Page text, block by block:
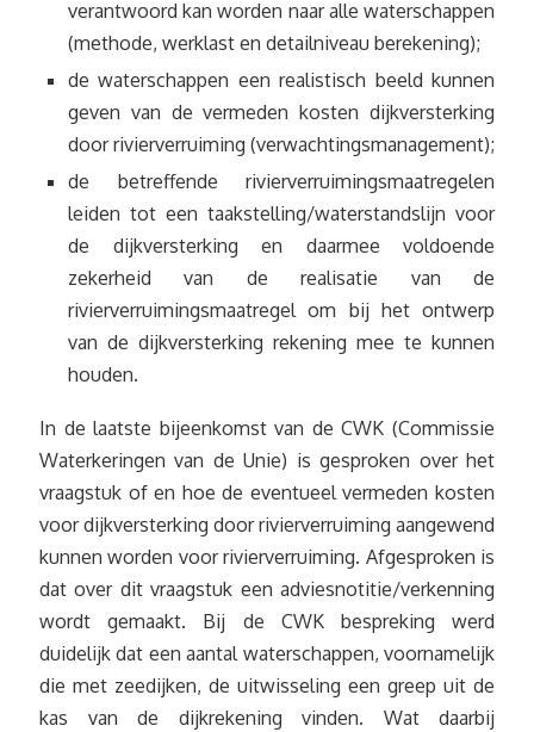
verantwoord kan worden naar alle waterschappen
(methode, werklast en detailniveau berekening);
de waterschappen een realistisch beeld kunnen
geven van de vermeden kosten dijkversterking
door rivierverruiming (verwachtingsmanagement);
de betreffende rivierverruimingsmaatregelen
leiden tot een taakstelling/waterstandslijn voor
de dijkversterking en daarmee voldoende
zekerheid van de realisatie van de
rivierverruimingsmaatregel om bij het ontwerp
van de dijkversterking rekening mee te kunnen
houden.
In de laatste bijeenkomst van de CWK (Commissie
Waterkeringen van de Unie) is gesproken over het
vraagstuk of en hoe de eventueel vermeden kosten
voor dijkversterking door rivierverruiming aangewend
kunnen worden voor rivierverruiming. Afgesproken is
dat over dit vraagstuk een adviesnotitie/verkenning
wordt gemaakt. Bij de CWK bespreking werd
duidelijk dat een aantal waterschappen, voornamelijk
die met zeedijken, de uitwisseling een greep uit de
kas van de dijkrekening vinden. Wat daarbij